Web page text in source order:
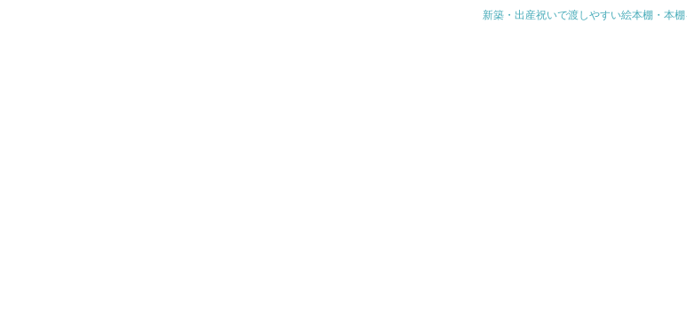
新築・出産祝いで渡しやすい絵本棚・本棚